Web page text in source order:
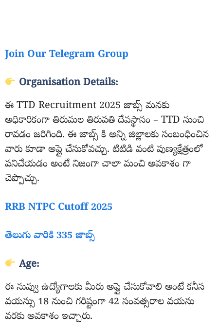
Join Our Telegram Group
Organisation Details:
ఈ TTD Recruitment 2025 జాబ్స్ మనకు
అధికారికంగా తిరుమల తిరుపతి దేవస్థానం – TTD నుంచి
రావడం జరిగింది. ఈ జాబ్స్ కి అన్ని జిల్లాలకు సంబంధించిన
వారు కూడా అప్లై చేసుకోవచ్చు. టిటిడి వంటి పుణ్యక్షేత్రంలో
పనిచేయడం అంటే నిజంగా చాలా మంచి అవకాశం గా
చెప్పొచ్చు.
RRB NTPC Cutoff 2025
తెలుగు వారికి 335 జాబ్స్
Age:
ఈ నువ్వు ఉద్యోగాలకు మీరు అప్లై చేసుకోవాలి అంటే కనీస
వయస్సు 18 నుంచి గరిష్టంగా 42 సంవత్సరాల వయసు
వరకు అవకాశం ఇచ్చారు.